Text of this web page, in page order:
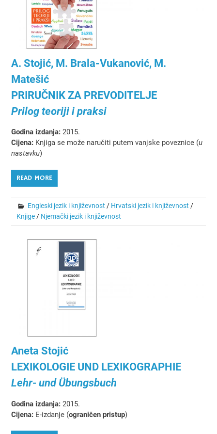
A. Stojić, M. Brala-Vukanović, M.
Matešić
PRIRUČNIK ZA PREVODITELJE
Prilog teoriji i praksi
Godina izdanja:2015.
Cijena:Knjiga se može naručiti putem vanjske poveznice (u
nastavku)
READ MORE
Engleski jezik i književnost / Hrvatski jezik i književnost /
Knjige/ Njemački jezik i književnost
Aneta Stojić
LEXIKOLOGIE UND LEXIKOGRAPHIE
Lehr- und Übungsbuch
Godina izdanja:2015.
Cijena:E-izdanje (ograničen pristup)